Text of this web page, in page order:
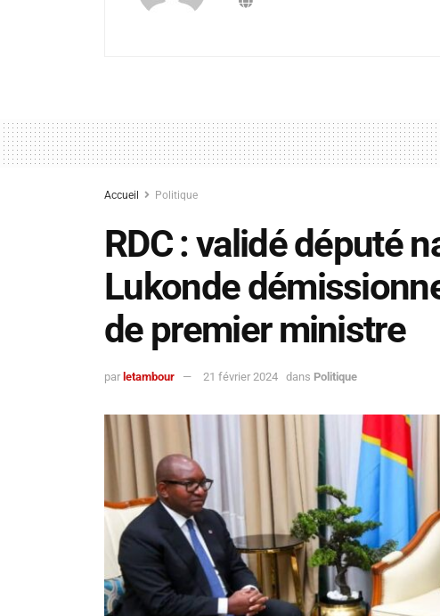
Accueil Politique
RDC : validé député
Lukonde
de premier ministre
par letambour 21 février 2024 dans Politique